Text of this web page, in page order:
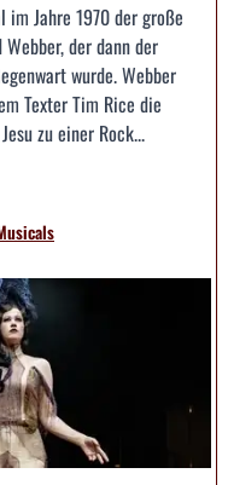
im Jahre 1970 der große
der dann der
wurde. Webber
Texter Tim Rice die
zu einer Rock...